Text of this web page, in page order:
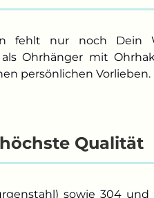
fehlt nur noch Dein
Ohrhänger mit
persönlichen Vorlieben.
Qualität
sowie 304